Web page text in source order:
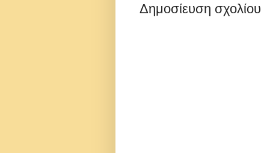
Δημοσίευση σχολίου